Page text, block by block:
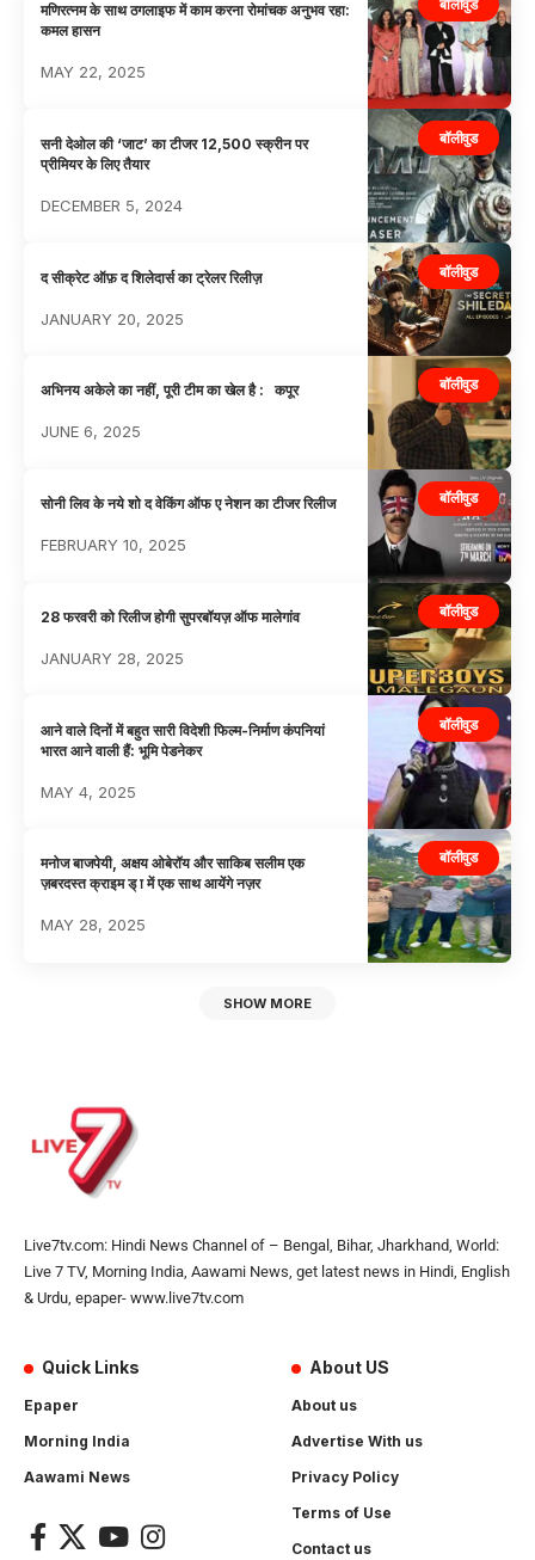
बॉलीवुड
मणिरत्नम के साथ ठगलाइफ में काम करना रोमांचक अनुभव रहा:
कमल हासन
MAY 22, 2025
बॉलीवुड
सनी देओल की ‘जाट’ का टीजर 12,500 स्क्रीन पर
प्रीमियर के लिए तैयार
DECEMBER 5, 2024
बॉलीवुड
द सीक्रेट ऑफ़ द शिलेदार्स का ट्रेलर रिलीज़
JANUARY 20, 2025
बॉलीवुड
अभिनय अकेले का नहीं, पूरी टीम का खेल है : कपूर
JUNE 6, 2025
बॉलीवुड
सोनी लिव के नये शो द वेकिंग ऑफ ए नेशन का टीजर रिलीज
FEBRUARY 10, 2025
बॉलीवुड
28 फरवरी को रिलीज होगी सुपरबॉयज़ ऑफ मालेगांव
JANUARY 28, 2025
बॉलीवुड
आने वाले दिनों में बहुत सारी विदेशी फिल्म-निर्माण कंपनियां
भारत आने वाली हैं: भूमि पेडनेकर
MAY 4, 2025
बॉलीवुड
मनोज बाजपेयी, अक्षय ओबेरॉय और साकिब सलीम एक
ज़बरदस्त क्राइम ड् ा में एक साथ आयेंगे नज़र
MAY 28, 2025
SHOW MORE
Live7tv.com: Hindi News Channel of – Bengal, Bihar, Jharkhand, World:
Live 7 TV, Morning India, Aawami News, get latest news in Hindi, English
& Urdu, epaper- www.live7tv.com
Quick Links
Epaper
Morning India
Aawami News
About US
About us
Advertise With us
Privacy Policy
Terms of Use
Contact us